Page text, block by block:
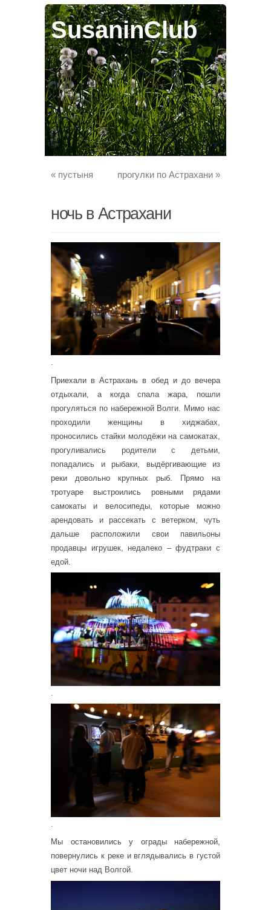
SusaninClub
« пустыня прогулки по Астрахани »
ночь в Астрахани
.
Приехали в Астрахань в обед и до вечера
отдыхали, а когда спала жара, пошли
прогуляться по набережной Волги. Мимо нас
проходили женщины в хиджабах,
проносились стайки молодёжи на самокатах,
прогуливались родители с детьми,
попадались и рыбаки, выдёргивающие из
реки довольно крупных рыб. Прямо на
тротуаре выстроились ровными рядами
самокаты и велосипеды, которые можно
арендовать и рассекать с ветерком, чуть
дальше расположили свои павильоны
продавцы игрушек, недалеко – фудтраки с
едой.
Мы остановились у ограды набережной,
повернулись к реке и вглядывались в густой
цвет ночи над Волгой.